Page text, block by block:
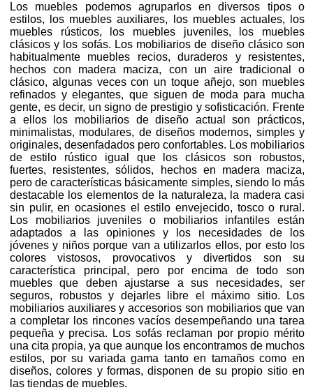
Los muebles podemos agruparlos en diversos tipos o
estilos, los muebles auxiliares, los muebles actuales, los
muebles rústicos, los muebles juveniles, los muebles
clásicos y los sofás. Los mobiliarios de diseño clásico son
habitualmente muebles recios, duraderos y resistentes,
hechos con madera maciza, con un aire tradicional o
clásico, algunas veces con un toque añejo, son muebles
refinados y elegantes, que siguen de moda para mucha
gente, es decir, un signo de prestigio y sofisticación. Frente
a ellos los mobiliarios de diseño actual son prácticos,
minimalistas, modulares, de diseños modernos, simples y
originales, desenfadados pero confortables. Los mobiliarios
de estilo rústico igual que los clásicos son robustos,
fuertes, resistentes, sólidos, hechos en madera maciza,
pero de características básicamente simples, siendo lo más
destacable los elementos de la naturaleza, la madera casi
sin pulir, en ocasiones el estilo envejecido, tosco o rural.
Los mobiliarios juveniles o mobiliarios infantiles están
adaptados a las opiniones y los necesidades de los
jóvenes y niños porque van a utilizarlos ellos, por esto los
colores vistosos, provocativos y divertidos son su
característica principal, pero por encima de todo son
muebles que deben ajustarse a sus necesidades, ser
seguros, robustos y dejarles libre el máximo sitio. Los
mobiliarios auxiliares y accesorios son mobiliarios que van
a completar los rincones vacíos desempeñando una tarea
pequeña y precisa. Los sofás reclaman por propio mérito
una cita propia, ya que aunque los encontramos de muchos
estilos, por su variada gama tanto en tamaños como en
diseños, colores y formas, disponen de su propio sitio en
las tiendas de muebles.